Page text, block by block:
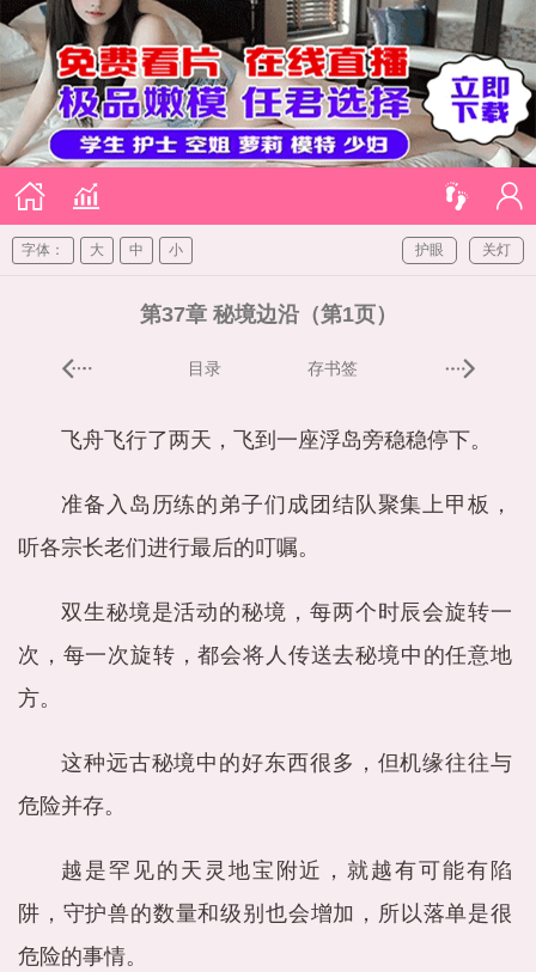
关灯
护眼
字体： 大 中 小
第37章 秘境边沿（第1页）
目录 存书签
飞舟飞行了两天，飞到一座浮岛旁稳稳停下。
准备入岛历练的弟子们成团结队聚集上甲板，
听各宗长老们进行最后的叮嘱。
双生秘境是活动的秘境，每两个时辰会旋转一
次，每一次旋转，都会将人传送去秘境中的任意地
方。
这种远古秘境中的好东西很多，但机缘往往与
危险并存。
越是罕见的天灵地宝附近，就越有可能有陷
阱，守护兽的数量和级别也会增加，所以落单是很
危险的事情。